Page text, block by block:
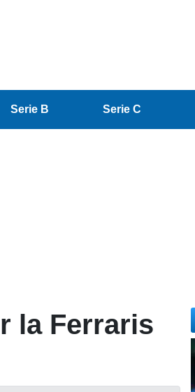
Serie B Serie C
la Ferraris